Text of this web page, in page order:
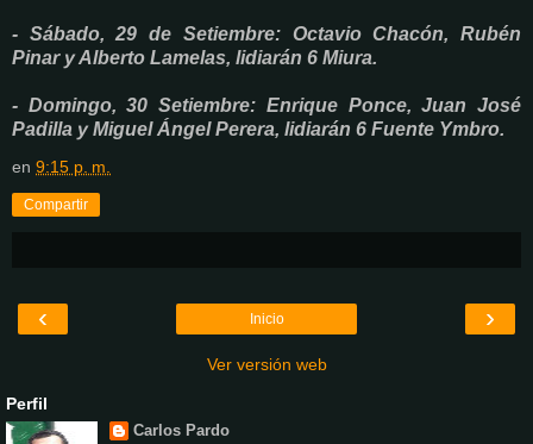
- Sábado, 29 de Setiembre: Octavio Chacón, Rubén
Pinar y Alberto Lamelas, lidiarán 6 Miura.
- Domingo, 30 Setiembre: Enrique Ponce, Juan José
Padilla y Miguel Ángel Perera, lidiarán 6 Fuente Ymbro.
en 9:15 p. m.
Compartir
‹ ›
Inicio
Ver versión web
Perfil
Carlos Pardo